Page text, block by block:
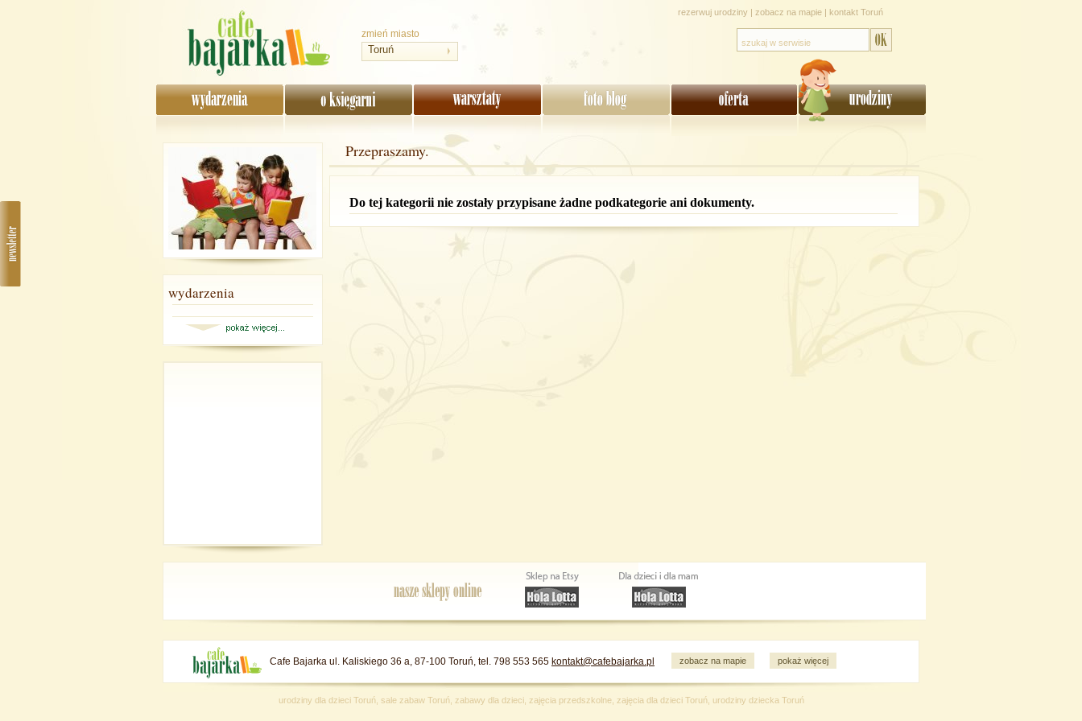
zmień miasto
Toruń
rezerwuj urodziny | zobacz na mapie | kontakt Toruń
wydarzenia
Przepraszamy.
Do tej kategorii nie zostały przypisane żadne podkategorie ani dokumenty.
Cafe Bajarka ul. Kaliskiego 36 a, 87-100 Toruń, tel. 798 553 565 kontakt@cafebajarka.pl zobacz na mapie pokaż więcej
urodziny dla dzieci Toruń, sale zabaw Toruń, zabawy dla dzieci, zajęcia przedszkolne, zajęcia dla dzieci Toruń, urodziny dziecka Toruń